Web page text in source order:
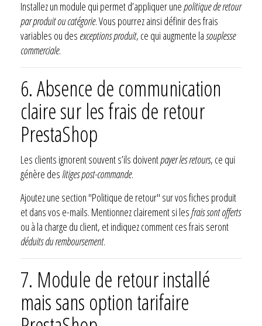
Installez un module qui permet d’appliquer unepolitique de retour
par produit ou catégorie. Vous pourrez ainsi définir des frais
variables ou des exceptions produit, ce qui augmente lasouplesse
commerciale.
6. Absence de communication
claire sur les frais de retour
PrestaShop
Les clients ignorent souvent s’ils doiventpayer les retours, ce qui
génère des litiges post-commande.
Ajoutez une section "Politique de retour" sur vos fiches produit
et dans vos e-mails. Mentionnez clairement si lesfrais sont offerts
ou à la charge du client, et indiquez comment ces frais seront
déduits du remboursement.
7. Module de retour installé
mais sans option tarifaire